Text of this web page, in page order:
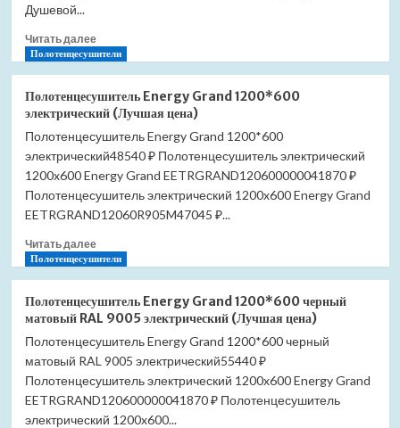
цена)
Душевой...
Читать далееПрочитать
больше
лоток
BETOSERB
Pestan
Confluo
Premium
950
13100007
(Лучшая
цена)
Полотенцесушители
Полотенцесушитель Energy Grand 1200*600
электрический (Лучшая цена)
Полотенцесушитель Energy Grand 1200*600
электрический48540 ₽ Полотенцесушитель электрический
1200x600 Energy Grand EETRGRAND120600000041870 ₽
Полотенцесушитель электрический 1200x600 Energy Grand
EETRGRAND12060R905M47045 ₽...
Читать далееПрочитать
больше
Energy
Grand
1200*600
электрический
(Лучшая
цена)
Полотенцесушители
Полотенцесушитель Energy Grand 1200*600 черный
матовый RAL 9005 электрический (Лучшая цена)
Полотенцесушитель Energy Grand 1200*600 черный
матовый RAL 9005 электрический55440 ₽
Полотенцесушитель электрический 1200x600 Energy Grand
EETRGRAND120600000041870 ₽ Полотенцесушитель
электрический 1200x600...